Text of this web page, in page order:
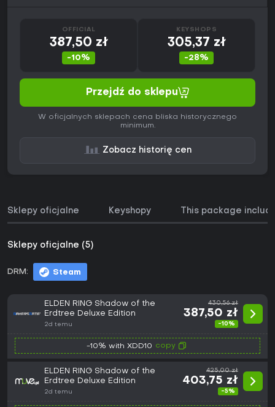
OFFICIAL
387,50 zł
-10%
KEYSHOPS
305,37 zł
-28%
Przejdź do sklepu
W oficjalnych sklepach cena bliska historycznego
minimum.
Zobacz historię cen
Sklepy oficjalne Keyshopy This package
Sklepy oficjalne (5)
DRM: Steam
ELDEN RING Shadow of the
Erdtree Deluxe Edition
2d temu
430,56 zł
387,50 zł
-10%
-10% with XDD10 copy
ELDEN RING Shadow of the
Erdtree Deluxe Edition
2d temu
425,00 zł
403,75 zł
-5%